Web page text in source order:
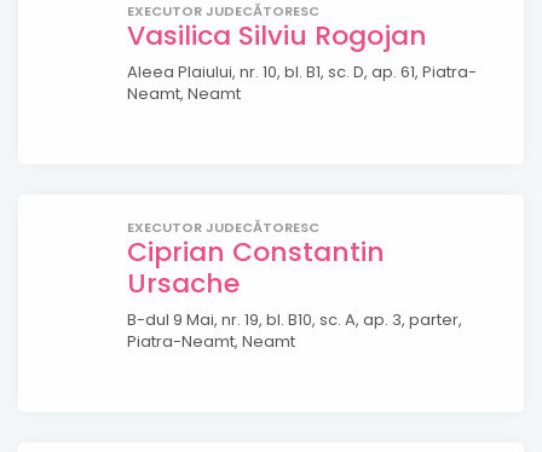
EXECUTOR JUDECĂTORESC
Vasilica Silviu Rogojan
Aleea Plaiului, nr. 10, bl. B1, sc. D, ap. 61, Piatra-
Neamt, Neamt
EXECUTOR JUDECĂTORESC
Ciprian Constantin
Ursache
B-dul 9 Mai, nr. 19, bl. B10, sc. A, ap. 3, parter,
Piatra-Neamt, Neamt